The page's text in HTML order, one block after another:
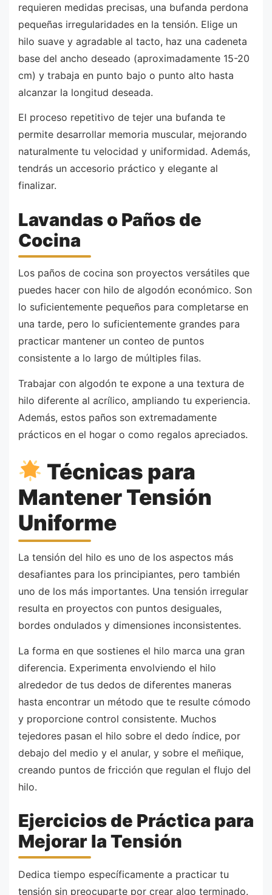
requieren medidas precisas, una bufanda perdona
pequeñas irregularidades en la tensión. Elige un
hilo suave y agradable al tacto, haz una cadeneta
base del ancho deseado (aproximadamente 15-20
cm) y trabaja en punto bajo o punto alto hasta
alcanzar la longitud deseada.
El proceso repetitivo de tejer una bufanda te
permite desarrollar memoria muscular, mejorando
naturalmente tu velocidad y uniformidad. Además,
tendrás un accesorio práctico y elegante al
finalizar.
Lavandas o Paños de
Cocina
Los paños de cocina son proyectos versátiles que
puedes hacer con hilo de algodón económico. Son
lo suficientemente pequeños para completarse en
una tarde, pero lo suficientemente grandes para
practicar mantener un conteo de puntos
consistente a lo largo de múltiples filas.
Trabajar con algodón te expone a una textura de
hilo diferente al acrílico, ampliando tu experiencia.
Además, estos paños son extremadamente
prácticos en el hogar o como regalos apreciados.
Técnicas para
Mantener Tensión
Uniforme
La tensión del hilo es uno de los aspectos más
desafiantes para los principiantes, pero también
uno de los más importantes. Una tensión irregular
resulta en proyectos con puntos desiguales,
bordes ondulados y dimensiones inconsistentes.
La forma en que sostienes el hilo marca una gran
diferencia. Experimenta envolviendo el hilo
alrededor de tus dedos de diferentes maneras
hasta encontrar un método que te resulte cómodo
y proporcione control consistente. Muchos
tejedores pasan el hilo sobre el dedo índice, por
debajo del medio y el anular, y sobre el meñique,
creando puntos de fricción que regulan el flujo del
hilo.
Ejercicios de Práctica para
Mejorar la Tensión
Dedica tiempo específicamente a practicar tu
tensión sin preocuparte por crear algo terminado.